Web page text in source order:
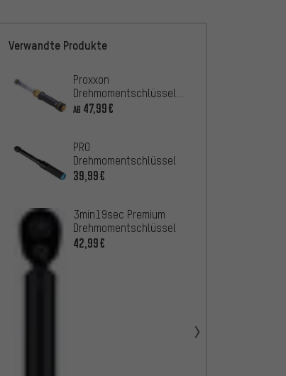
Verwandte Produkte
Proxxon
Drehmomentschlüssel
MicroClick
AB 47,99€
PRO
Drehmomentschlüssel
39,99€
3min19sec Premium
Drehmomentschlüssel
42,99€